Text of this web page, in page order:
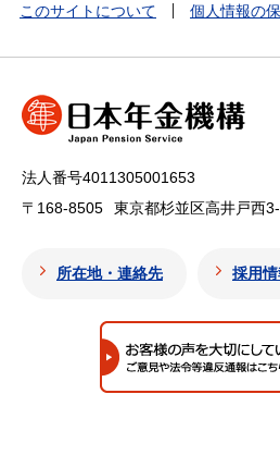
このサイトについて 個人情報の
法人番号4011305001653
〒168-8505
東京都杉並区高井戸西
所在地・連絡先 採用情